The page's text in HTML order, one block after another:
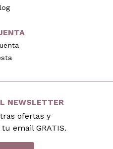
NEWSLETTER
ofertas y
email GRATIS.